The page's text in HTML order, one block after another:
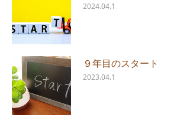
2024.04.1
９年目のスタート
2023.04.1